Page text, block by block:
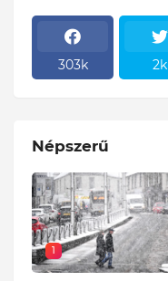
303k 2k
Népszerű
1